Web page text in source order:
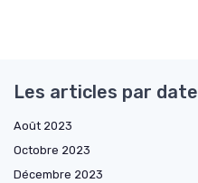
Les articles par date
Août 2023
Octobre 2023
Décembre 2023